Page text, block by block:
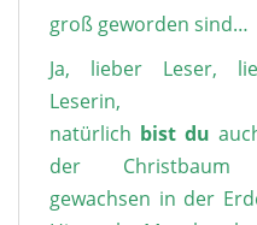
groß geworden sind…
Ja, lieber Leser,
Leserin,
natürlich bist du
der
gewachsen in der